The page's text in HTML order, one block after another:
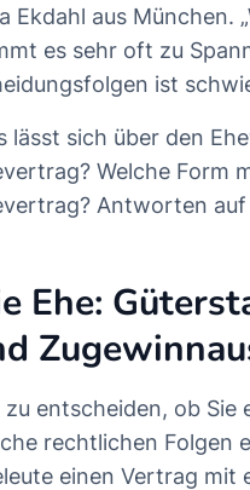
Ekdahl aus München.
es sehr oft zu
ist
lässt sich über den
Welche Form
Antworten auf
Ehe:
zu entscheiden, ob
rechtlichen Folgen
einen Vertrag mit